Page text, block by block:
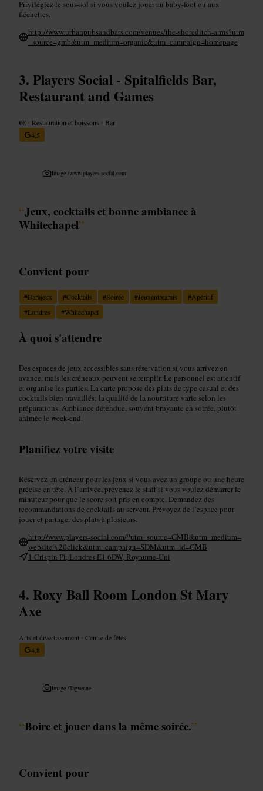
Privilégiez le sous-sol si vous voulez jouer au baby-foot ou aux
fléchettes.
http://www.urbanpubsandbars.com/venues/the-shoreditch-arms?utm
_source=gmb&utm_medium=organic&utm_campaign=homepage
Players Social - Spitalfields Bar,
Restaurant and Games
€€ • Restauration et boissons • Bar
4,5
Image /www.players-social.com
“Jeux, cocktails et bonne ambiance à
Whitechapel”
Convient pour
#Baràjeux #Cocktails #Soirée #Jeuxentreamis #Apéritif
#Londres #Whitechapel
À quoi s'attendre
Des espaces de jeux accessibles sans réservation si vous arrivez en
avance, mais les créneaux peuvent se remplir. Le personnel est attentif
et organise les parties. La carte propose des plats de type casual et des
cocktails bien travaillés; la qualité de la nourriture varie selon les
préparations. Ambiance détendue, souvent bruyante en soirée, plutôt
animée le week-end.
Planifiez votre visite
Réservez un créneau pour les jeux si vous avez un groupe ou une heure
précise en tête. À l’arrivée, prévenez le staff si vous voulez démarrer le
minuteur pour que le score soit pris en compte. Demandez des
recommandations de cocktails au serveur. Prévoyez de l’espace pour
jouer et partager des plats à plusieurs.
http://www.players-social.com/?utm_source=GMB&utm_medium=
website%20click&utm_campaign=SDM&utm_id=GMB
1 Crispin Pl, Londres E1 6DW, Royaume-Uni
Roxy Ball Room London St Mary
Axe
Arts et divertissement •Centre de fêtes
4,8
Image /Tagvenue
“Boire et jouer dans la même soirée.”
Convient pour